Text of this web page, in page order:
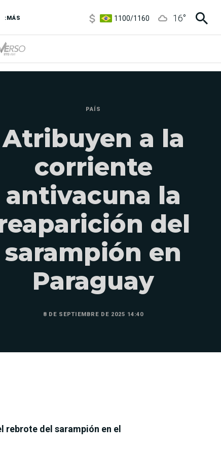
:MÁS
3,8/4
16°
PAÍS
Atribuyen a la
corriente
antivacuna la
del
sarampión en
Paraguay
8 DE SEPTIEMBRE DE 2025 14:40
del sarampión en el